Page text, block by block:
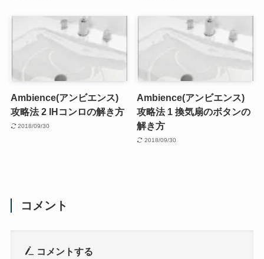
Ambience(アンビエンス)
攻略法 2 IHコンロの解き方
2018/09/30
Ambience(アンビエンス)
攻略法 1 換気扇のボタンの
解き方
2018/09/30
コメント
コメントする